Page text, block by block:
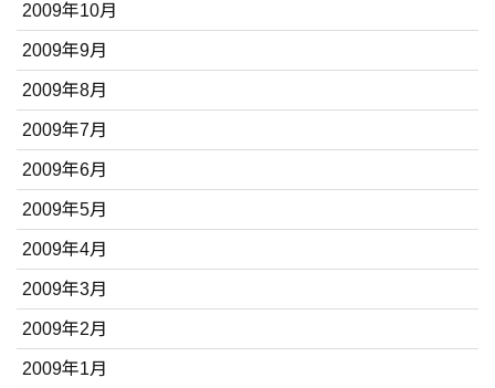
2009年10月
2009年9月
2009年8月
2009年7月
2009年6月
2009年5月
2009年4月
2009年3月
2009年2月
2009年1月